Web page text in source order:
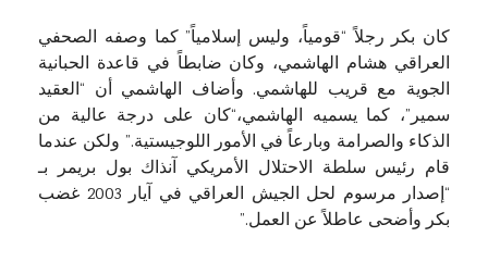
كان بكر رجلاً “قومياً، وليس إسلامياً” كما وصفه الصحفي
العراقي هشام الهاشمي، وكان ضابطاً في قاعدة الحبانية
الجوية مع قريب للهاشمي. وأضاف الهاشمي أن “العقيد
سمير”، كما يسميه الهاشمي،“كان على درجة عالية من
الذكاء والصرامة وبارعاً في الأمور اللوجيستية.” ولكن عندما
قام رئيس سلطة الاحتلال الأمريكي آنذاك بول بريمر بـ
“إصدار مرسوم لحل الجيش العراقي في آيار 2003 غضب
بكر وأضحى عاطلاً عن العمل.”